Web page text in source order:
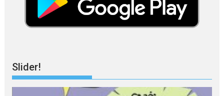
Slider!